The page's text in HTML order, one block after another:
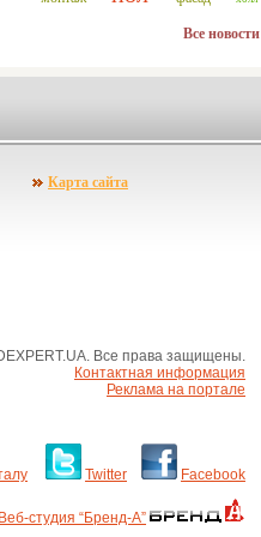
Все новости
Карта сайта
Все права защищены.
Контактная информация
Реклама на портале
Twitter Facebook
студия “Бренд-А”